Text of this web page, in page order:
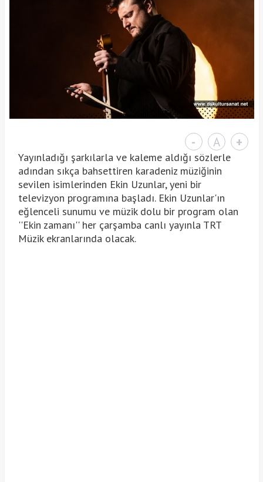
- A +
Yayınladığı şarkılarla ve kaleme aldığı sözlerle
adından sıkça bahsettiren karadeniz müziğinin
sevilen isimlerinden Ekin Uzunlar, yeni bir
televizyon programına başladı. Ekin Uzunlar'ın
eğlenceli sunumu ve müzik dolu bir program olan
''Ekin zamanı'' her çarşamba canlı yayınla TRT
Müzik ekranlarında olacak.